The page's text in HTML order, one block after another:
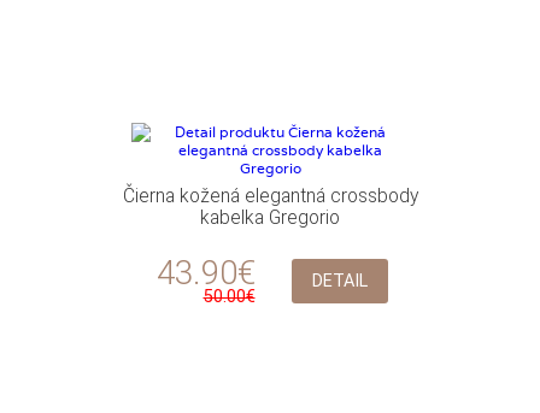
Čierna kožená elegantná crossbody
kabelka Gregorio
43.90€
50.00€
DETAIL